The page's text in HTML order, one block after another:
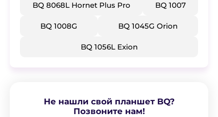
BQ 8068L Hornet Plus Pro BQ 1007
BQ 1008G BQ 1045G Orion
BQ 1056L Exion
Не нашли свой планшет BQ?
Позвоните нам!